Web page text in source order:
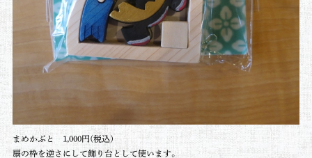
まめかぶと 1,000円(税込)
扇の枠を逆さにして飾り台として使います。